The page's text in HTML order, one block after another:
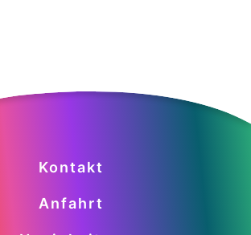
Kontakt
Anfahrt